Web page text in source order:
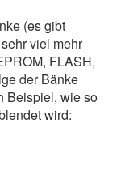
(es gibt
viel mehr
FLASH,
der Bänke
Beispiel, wie so
wird: